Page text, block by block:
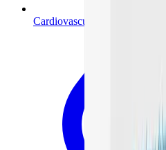
Cardiovascular